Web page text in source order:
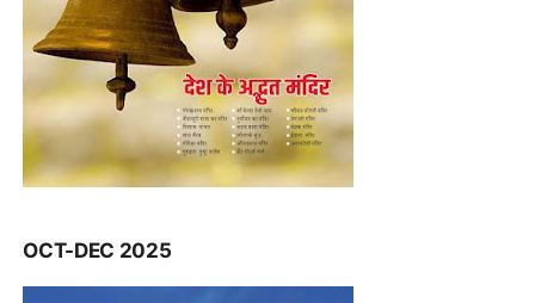
OCT-DEC 2025